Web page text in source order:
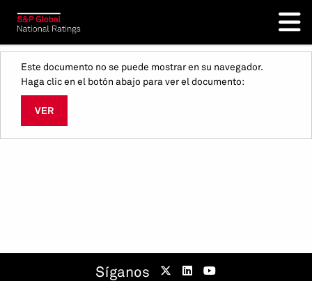
Este documento no se puede mostrar en su navegador.
Haga clic en el botón abajo para ver el documento:
VER
Síganos